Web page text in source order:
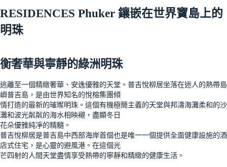
RESIDENCES Phuker 鑲嵌在世界寶島上的
明珠
衡奢華與寧靜的綠洲明珠
逃離至一個精緻奢華、安逸優雅的天堂。普吉悅柳居坐落在迷人的熱帶島
嶼普吉島，是由世界知名的悅榕集團傾
情打造的最新的璀璨明珠。這個有機極簡主義的天堂與邦濤海灘柔和的沙
灘和波光粼粼的海水相映襯，盡顯冬日
花朵優雅純凈的精髓。
普吉悅柳居是普吉島中西部海岸首個也是唯一一個提供全面健康設施的酒
店式住宅，是心靈的避風港。在這個光
芒四射的人間天堂盡情享受熱帶的寧靜和精緻的健康生活。